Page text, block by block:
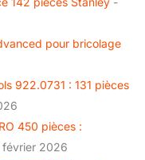
pour bricolage
922.0731 : 131 pièces
450 pièces :
février 2026